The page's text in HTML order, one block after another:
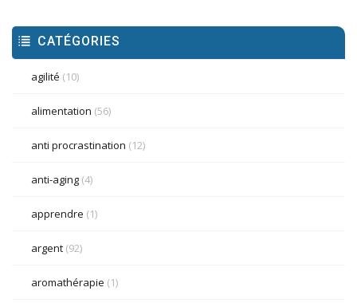
CATÉGORIES
agilité (10)
alimentation (56)
anti procrastination (12)
anti-aging (4)
apprendre (1)
argent (92)
aromathérapie (1)